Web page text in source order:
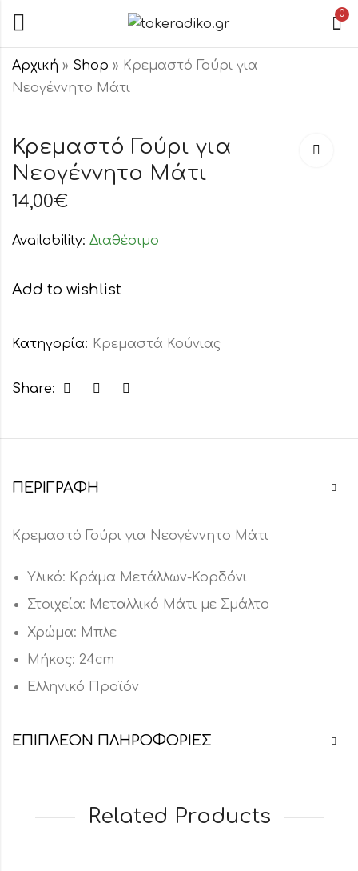
0
Αρχική » Shop » Κρεμαστό Γούρι για
Νεογέννητο Μάτι
Νεογέννητο
Κρεμαστό Γούρι για
Νεογέννητο Μάτι
14,00€
Availability: Διαθέσιμο
Add to wishlist
Κατηγορία: Κρεμαστά Κούνιας
Share:
ΠΕΡΙΓΡΑΦΉ
Κρεμαστό Γούρι για Νεογέννητο Μάτι
Υλικό: Κράμα Μετάλλων-Κορδόνι
Στοιχεία: Μεταλλικό Μάτι με Σμάλτο
Χρώμα: Μπλε
Μήκος: 24cm
Ελληνικό Προϊόν
ΕΠΙΠΛΈΟΝ ΠΛΗΡΟΦΟΡΊΕΣ
Related Products